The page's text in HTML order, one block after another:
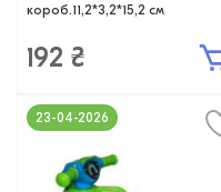
короб.11,2*3,2*15,2 см
192 ₴
23-04-2026